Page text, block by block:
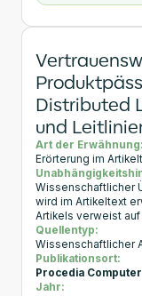
Distributed
und
Art der Erwähnung:
Erörterung im
Wissenschaftlicher
wird im Artikeltext
Artikels verweist
Quellentyp:
Wissenschaftlicher
Publikationsort:
Procedia
Jahr: